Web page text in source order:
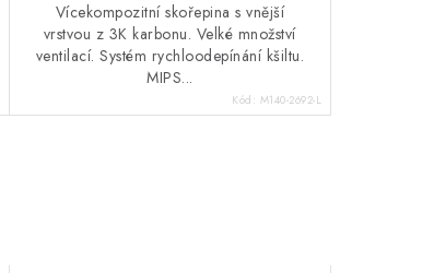
Vícekompozitní skořepina s vnější
vrstvou z 3K karbonu. Velké množství
ventilací. Systém rychloodepínání kšiltu.
MIPS...
Kód: M140-2692-L